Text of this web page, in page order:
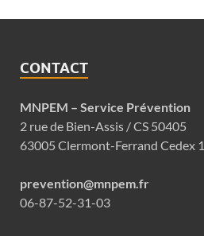
CONTACT
MNPEM – Service Prévention
2 rue de Bien-Assis / CS 50405
63005 Clermont-Ferrand Cedex 1
prevention@mnpem.fr
06-87-52-31-03